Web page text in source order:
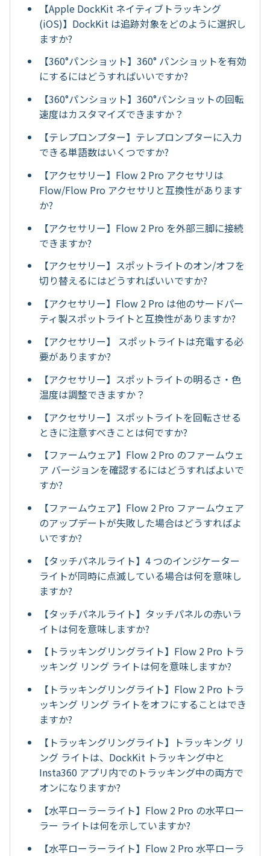
【Apple DockKit ネイティブトラッキング
(iOS)】DockKit は追跡対象をどのように選択し
ますか?
【360°パンショット】360° パンショットを有効
にするにはどうすればいいですか?
【360°パンショット】360°パンショットの回転
速度はカスタマイズできますか？
【テレプロンプター】テレプロンプターに入力
できる単語数はいくつですか?
【アクセサリー】Flow 2 Pro アクセサリは
Flow/Flow Pro アクセサリと互換性があります
か?
【アクセサリー】Flow 2 Pro を外部三脚に接続
できますか?
【アクセサリー】スポットライトのオン/オフを
切り替えるにはどうすればいいですか?
【アクセサリー】Flow 2 Pro は他のサードパー
ティ製スポットライトと互換性がありますか?
【アクセサリー】 スポットライトは充電する必
要がありますか?
【アクセサリー】スポットライトの明るさ・色
温度は調整できますか？
【アクセサリー】スポットライトを回転させる
ときに注意すべきことは何ですか?
【ファームウェア】Flow 2 Pro のファームウェ
ア バージョンを確認するにはどうすればよいで
すか?
【ファームウェア】Flow 2 Pro ファームウェア
のアップデートが失敗した場合はどうすればよ
いですか?
【タッチパネルライト】4 つのインジケーター
ライトが同時に点滅している場合は何を意味し
ますか?
【タッチパネルライト】タッチパネルの赤いラ
イトは何を意味しますか?
【トラッキングリングライト】Flow 2 Pro トラ
ッキング リング ライトは何を意味しますか?
【トラッキングリングライト】Flow 2 Pro トラ
ッキング リング ライトをオフにすることはでき
ますか?
【トラッキングリングライト】トラッキング リ
ング ライトは、DockKit トラッキング中と
Insta360 アプリ内でのトラッキング中の両方で
オンになりますか?
【水平ローラーライト】Flow 2 Pro の水平ロー
ラー ライトは何を示していますか?
【水平ローラーライト】Flow 2 Pro 水平ローラ